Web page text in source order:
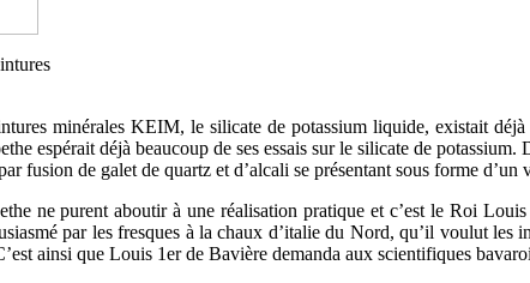
minérales KEIM, le silicate de potassium liquide, existait
espérait déjà beaucoup de ses essais sur le silicate de
fusion de galet de quartz et d’alcali se présentant sous forme
ne purent aboutir à une réalisation pratique et c’est le Roi
par les fresques à la chaux d’italie du Nord, qu’il voulut
ainsi que Louis 1er de Bavière demanda aux scientifiques